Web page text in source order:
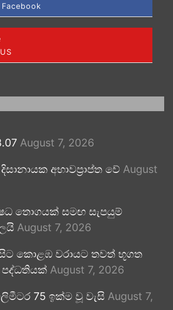
August 7, 2026
අභාවප්‍රාප්ත වේ August
තොගයක් සමඟ සැපයුම්
August 7, 2026
කොළඹ වරායට තවත් භූගත
පද්ධතියක් August 7, 2026
75 ඉක්ම වූ වැසි August 7,